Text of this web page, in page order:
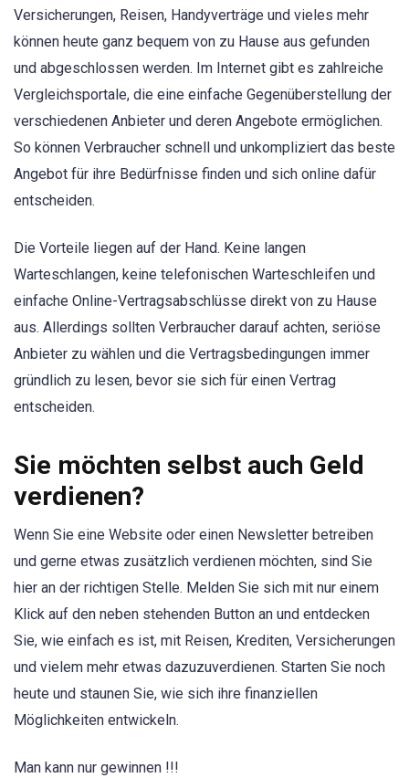
Versicherungen, Reisen, Handyverträge und vieles mehr
können heute ganz bequem von zu Hause aus gefunden
und abgeschlossen werden. Im Internet gibt es zahlreiche
Vergleichsportale, die eine einfache Gegenüberstellung der
verschiedenen Anbieter und deren Angebote ermöglichen.
So können Verbraucher schnell und unkompliziert das beste
Angebot für ihre Bedürfnisse finden und sich online dafür
entscheiden.
Die Vorteile liegen auf der Hand. Keine langen
Warteschlangen, keine telefonischen Warteschleifen und
einfache Online-Vertragsabschlüsse direkt von zu Hause
aus. Allerdings sollten Verbraucher darauf achten, seriöse
Anbieter zu wählen und die Vertragsbedingungen immer
gründlich zu lesen, bevor sie sich für einen Vertrag
entscheiden.
Sie möchten selbst auch Geld
verdienen?
Wenn Sie eine Website oder einen Newsletter betreiben
und gerne etwas zusätzlich verdienen möchten, sind Sie
hier an der richtigen Stelle. Melden Sie sich mit nur einem
Klick auf den neben stehenden Button an und entdecken
Sie, wie einfach es ist, mit Reisen, Krediten, Versicherungen
und vielem mehr etwas dazuzuverdienen. Starten Sie noch
heute und staunen Sie, wie sich ihre finanziellen
Möglichkeiten entwickeln.
Man kann nur gewinnen !!!